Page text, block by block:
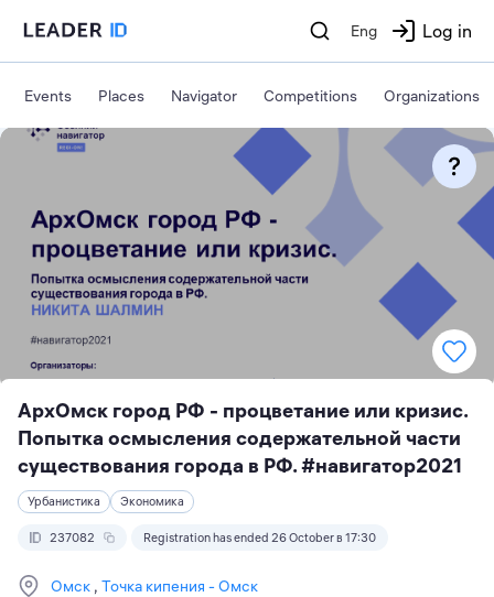
Eng Log in
Events Places Navigator Competitions Organizations
АрхОмск город РФ - процветание или кризис.
Попытка осмысления содержательной части
существования города в РФ. #навигатор2021
Урбанистика Экономика
237082 Registration has ended 26 October в 17:30
Омск Точка кипения - Омск